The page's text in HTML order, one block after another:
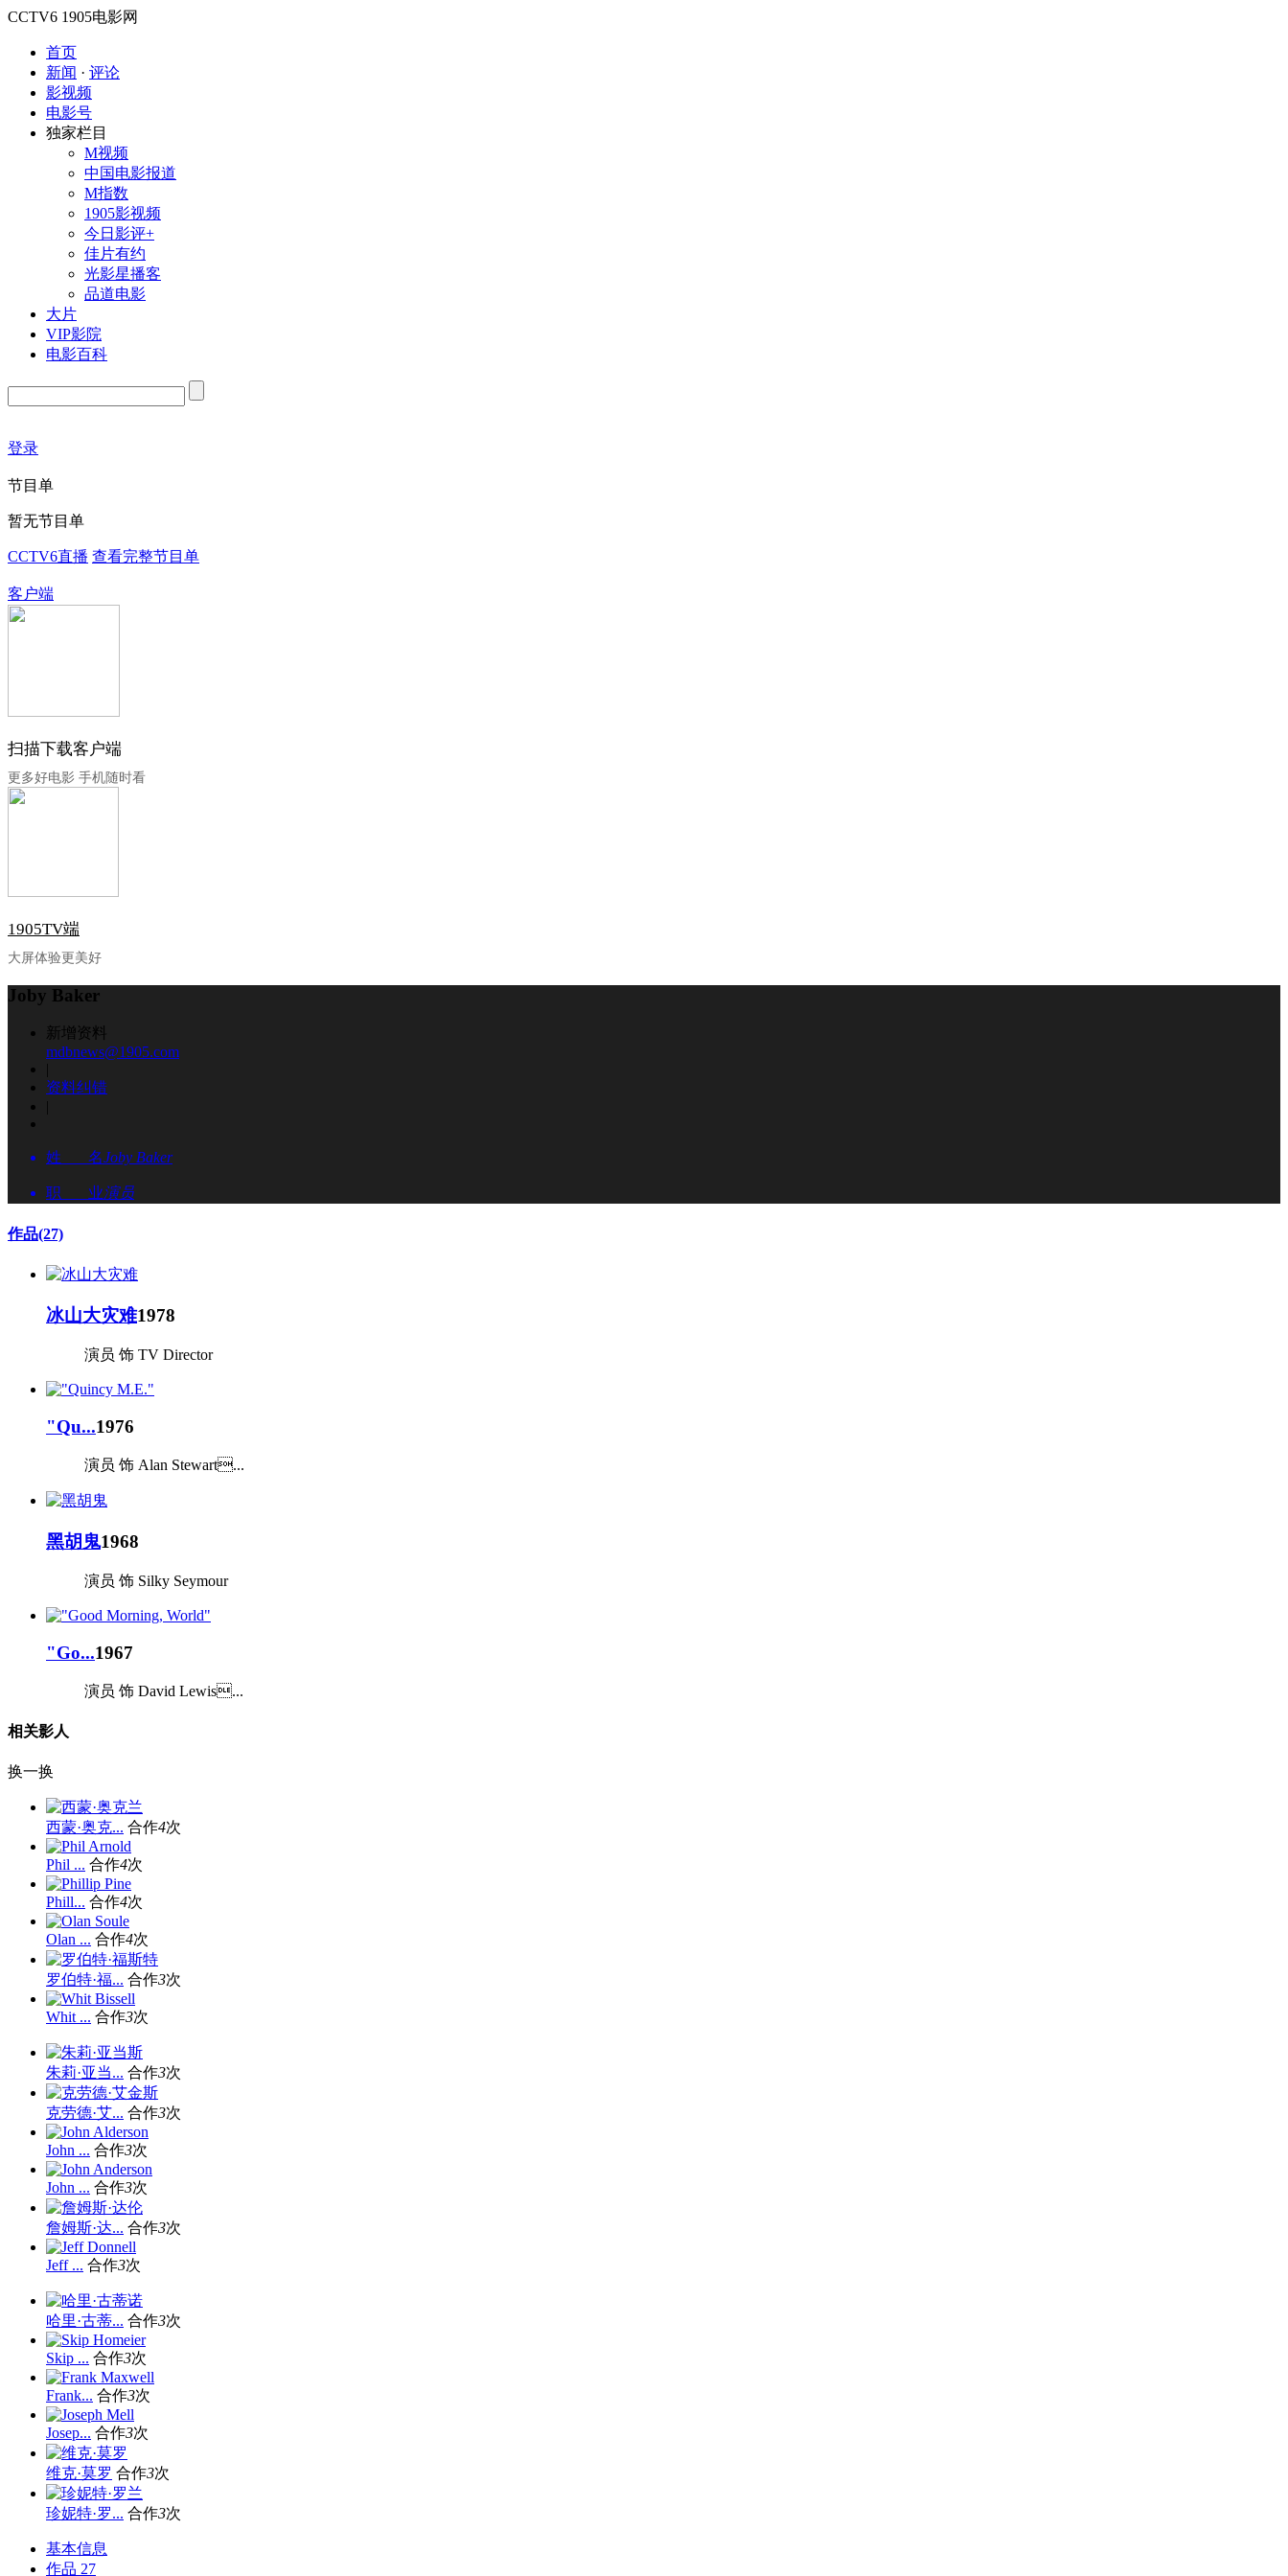
CCTV6 1905电影网
首页
新闻 · 评论
影视频
电影号
独家栏目
M视频
中国电影报道
M指数
1905影视频
今日影评+
佳片有约
光影星播客
品道电影
大片
VIP影院
电影百科
登录
节目单
暂无节目单
CCTV6直播 查看完整节目单
客户端
扫描下载客户端
更多好电影 手机随时看
1905TV端
大屏体验更美好
Joby Baker
新增资料
mdbnews@1905.com
|
资料纠错
|
姓 名Joby Baker
职 业演员
作品(27)
冰山大灾难1978
演员 饰 TV Director
"Qu...1976
演员 饰 Alan Stewart...
黑胡鬼1968
演员 饰 Silky Seymour
"Go...1967
演员 饰 David Lewis...
相关影人
换一换
西蒙·奥克... 合作4次
Phil ... 合作4次
Phill... 合作4次
Olan ... 合作4次
罗伯特·福... 合作3次
Whit ... 合作3次
朱莉·亚当... 合作3次
克劳德·艾... 合作3次
John ... 合作3次
John ... 合作3次
詹姆斯·达... 合作3次
Jeff ... 合作3次
哈里·古蒂... 合作3次
Skip ... 合作3次
Frank... 合作3次
Josep... 合作3次
维克·莫罗 合作3次
珍妮特·罗... 合作3次
基本信息
作品 27